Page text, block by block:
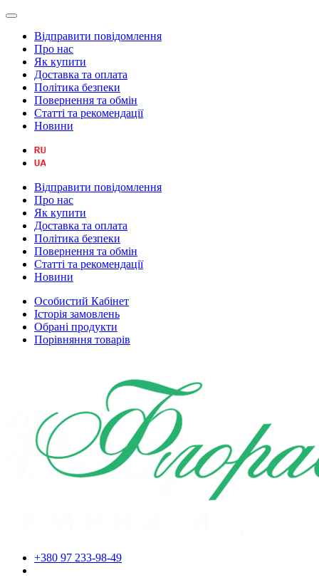
Відправити повідомлення
Про нас
Як купити
Доставка та оплата
Політика безпеки
Повернення та обмін
Статті та рекомендації
Новини
Відправити повідомлення
Про нас
Як купити
Доставка та оплата
Політика безпеки
Повернення та обмін
Статті та рекомендації
Новини
Особистий Кабінет
Історія замовлень
Обрані продукти
Порівняння товарів
+380 97 233-98-49